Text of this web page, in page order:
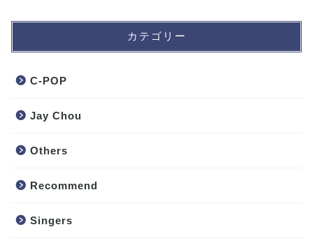
カテゴリー
C-POP
Jay Chou
Others
Recommend
Singers